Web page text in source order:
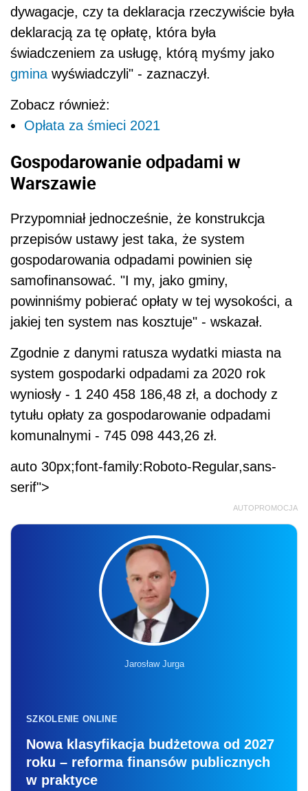
dywagacje, czy ta deklaracja rzeczywiście była
deklaracją za tę opłatę, która była
świadczeniem za usługę, którą myśmy jako
gmina wyświadczyli" - zaznaczył.
Zobacz również:
Opłata za śmieci 2021
Gospodarowanie odpadami w
Warszawie
Przypomniał jednocześnie, że konstrukcja
przepisów ustawy jest taka, że system
gospodarowania odpadami powinien się
samofinansować. "I my, jako gminy,
powinniśmy pobierać opłaty w tej wysokości, a
jakiej ten system nas kosztuje" - wskazał.
Zgodnie z danymi ratusza wydatki miasta na
system gospodarki odpadami za 2020 rok
wyniosły - 1 240 458 186,48 zł, a dochody z
tytułu opłaty za gospodarowanie odpadami
komunalnymi - 745 098 443,26 zł.
auto 30px;font-family:Roboto-Regular,sans-
serif">
AUTOPROMOCJA
Jarosław Jurga
SZKOLENIE ONLINE
Nowa klasyfikacja budżetowa od 2027
roku – reforma finansów publicznych
w praktyce